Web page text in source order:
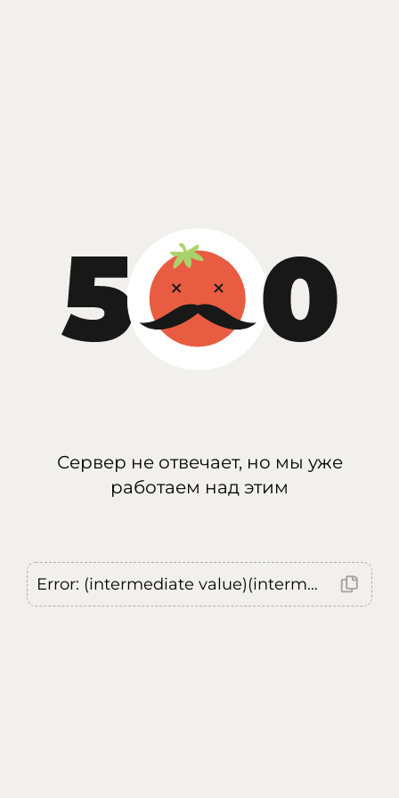
Сервер не отвечает, но мы уже
работаем над этим
Error: (intermediate value)(intermediate value)(intermediate value).replaceAll is not a function